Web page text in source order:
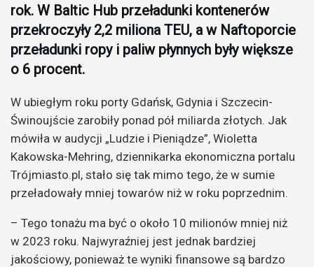
rok. W Baltic Hub przeładunki kontenerów
przekroczyły 2,2 miliona TEU, a w Naftoporcie
przeładunki ropy i paliw płynnych były większe
o 6 procent.
W ubiegłym roku porty Gdańsk, Gdynia i Szczecin-
Świnoujście zarobiły ponad pół miliarda złotych. Jak
mówiła w audycji „Ludzie i Pieniądze”, Wioletta
Kakowska-Mehring, dziennikarka ekonomiczna portalu
Trójmiasto.pl, stało się tak mimo tego, że w sumie
przeładowały mniej towarów niż w roku poprzednim.
– Tego tonażu ma być o około 10 milionów mniej niż
w 2023 roku. Najwyraźniej jest jednak bardziej
jakościowy, ponieważ te wyniki finansowe są bardzo